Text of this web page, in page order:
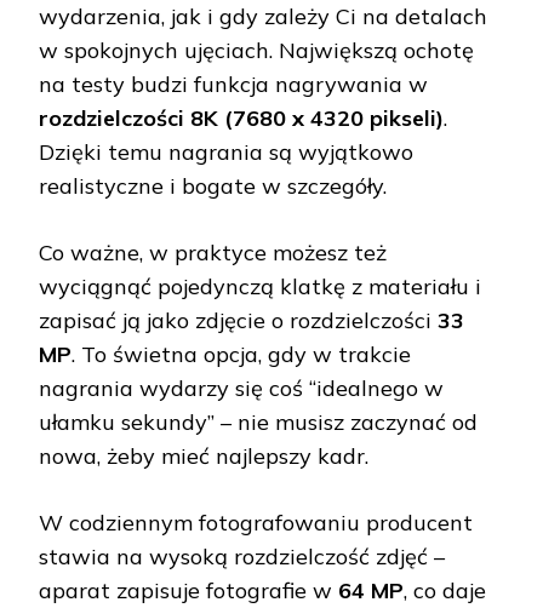
wydarzenia, jak i gdy zależy Ci na detalach
w spokojnych ujęciach. Największą ochotę
na testy budzi funkcja nagrywania w
rozdzielczości 8K (7680 x 4320 pikseli).
Dzięki temu nagrania są wyjątkowo
realistyczne i bogate w szczegóły.
Co ważne, w praktyce możesz też
wyciągnąć pojedynczą klatkę z materiału i
zapisać ją jako zdjęcie o rozdzielczości 33
MP. To świetna opcja, gdy w trakcie
nagrania wydarzy się coś “idealnego w
ułamku sekundy” – nie musisz zaczynać od
nowa, żeby mieć najlepszy kadr.
W codziennym fotografowaniu producent
stawia na wysoką rozdzielczość zdjęć –
aparat zapisuje fotografie w 64 MP, co daje